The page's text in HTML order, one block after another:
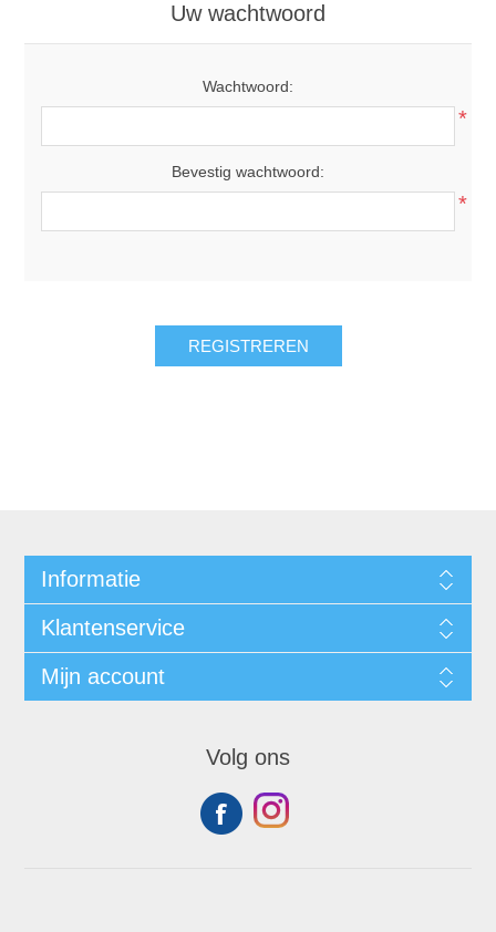
Uw wachtwoord
Wachtwoord:
*
Bevestig wachtwoord:
*
Informatie
Klantenservice
Mijn account
Volg ons